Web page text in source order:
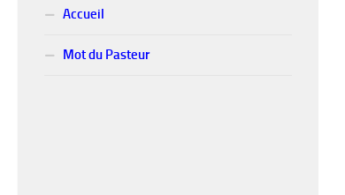
Accueil
Mot du Pasteur